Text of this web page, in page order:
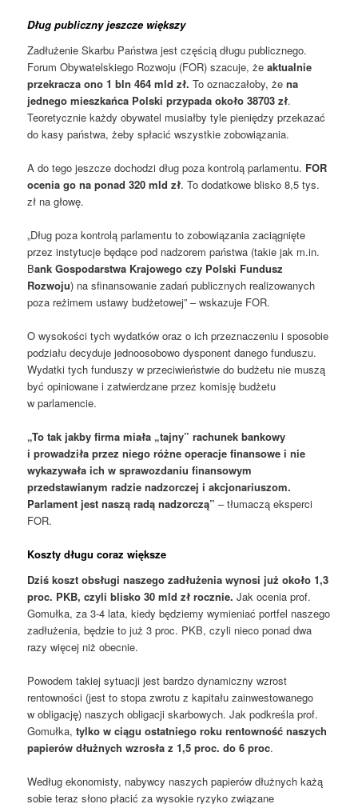
Dług publiczny jeszcze większy
Zadłużenie Skarbu Państwa jest częścią długu publicznego.
Forum Obywatelskiego Rozwoju (FOR) szacuje, żeaktualnie
przekracza ono 1 bln 464 mld zł. To oznaczałoby, żena
jednego mieszkańca Polski przypada około 38703 zł.
Teoretycznie każdy obywatel musiałby tyle pieniędzy przekazać
do kasy państwa, żeby spłacić wszystkie zobowiązania.
A do tego jeszcze dochodzi dług poza kontrolą parlamentu. FOR
ocenia go na ponad 320 mld zł. To dodatkowe blisko 8,5 tys.
zł na głowę.
„Dług poza kontrolą parlamentu to zobowiązania zaciągnięte
przez instytucje będące pod nadzorem państwa (takie jak m.in.
Bank Gospodarstwa Krajowego czy Polski Fundusz
Rozwoju) na sfinansowanie zadań publicznych realizowanych
poza reżimem ustawy budżetowej” – wskazuje FOR.
O wysokości tych wydatków oraz o ich przeznaczeniu i sposobie
podziału decyduje jednoosobowo dysponent danego funduszu.
Wydatki tych funduszy w przeciwieństwie do budżetu nie muszą
być opiniowane i zatwierdzane przez komisję budżetu
w parlamencie.
„To tak jakby firma miała „tajny” rachunek bankowy
i prowadziła przez niego różne operacje finansowe i nie
wykazywała ich w sprawozdaniu finansowym
przedstawianym radzie nadzorczej i akcjonariuszom.
Parlament jest naszą radą nadzorczą” – tłumaczą eksperci
FOR.
Koszty długu coraz większe
Dziś koszt obsługi naszego zadłużenia wynosi już około 1,3
proc. PKB, czyli blisko 30 mld zł rocznie.Jak ocenia prof.
Gomułka, za 3-4 lata, kiedy będziemy wymieniać portfel naszego
zadłużenia, będzie to już 3 proc. PKB, czyli nieco ponad dwa
razy więcej niż obecnie.
Powodem takiej sytuacji jest bardzo dynamiczny wzrost
rentowności (jest to stopa zwrotu z kapitału zainwestowanego
w obligację) naszych obligacji skarbowych. Jak podkreśla prof.
Gomułka,tylko w ciągu ostatniego roku rentowność naszych
papierów dłużnych wzrosła z 1,5 proc. do 6 proc.
Według ekonomisty, nabywcy naszych papierów dłużnych każą
sobie teraz słono płacić za wysokie ryzyko związane